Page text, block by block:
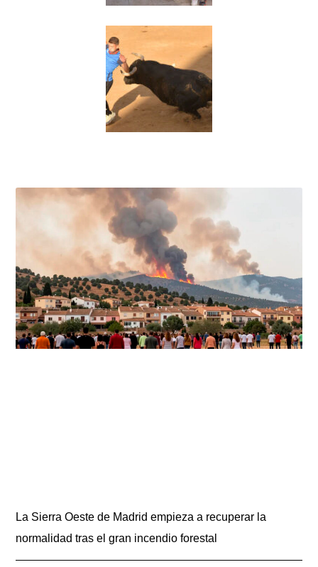
La Sierra Oeste de Madrid empieza a recuperar la
normalidad tras el gran incendio forestal